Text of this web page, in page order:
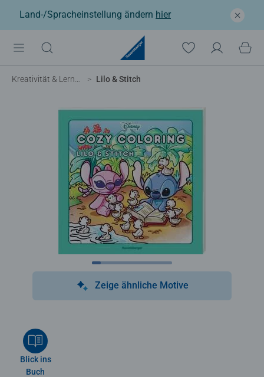
Land-/Spracheinstellung ändern hier
Kreativität & Lernen Lilo & Stitch
Zeige ähnliche Motive
Blick ins
Buch